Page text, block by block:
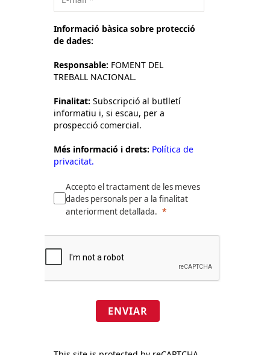
Informació bàsica sobre protecció
de dades:
Responsable: FOMENT DEL
TREBALL NACIONAL.
Finalitat: Subscripció al butlletí
informatiu i, si escau, per a
prospecció comercial.
Més informació i drets: Política de
privacitat.
Accepto el tractament de les meves
dades personals per a la finalitat
anteriorment detallada.
ENVIAR